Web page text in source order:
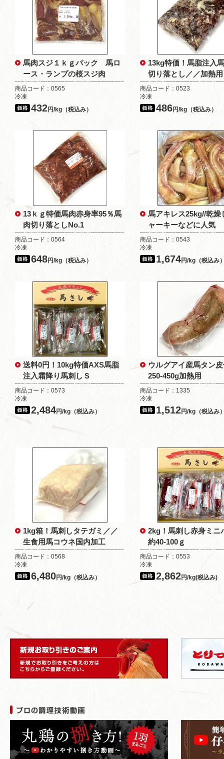
馬肉スジ１ｋｇパック 馬ロ
ース・ランプの桜スジ肉
商品コード：0565
冷凍
432円/kg（税込み）
13kg特価！馬脂注入
切り落とし／／加熱用
商品コード：0523
冷凍
486円/kg（税込み）
13ｋｇ特価馬肉赤身率95％馬
肉切り落としNo.1
商品コード：0564
冷凍
648円/kg（税込み）
馬アキレス25kg//乾燥
ャーキーなどに人気
商品コード：0543
冷凍
1,674円/kg（税込み
送料0円！10kg特価AXS馬脂
注入霜降り馬刺しＳ
商品コード：0573
冷凍
2,484円/kg（税込み）
ウルグアイ産馬タン
250-450g加熱用
商品コード：1335
冷凍
1,512円/kg（税込み
1kg箱！馬刺しタテガミ／／
生食用馬コウネ国内加工
商品コード：0568
冷凍
6,480円/kg（税込み）
2kg！馬刺し赤身ミニ
約40-100ｇ
商品コード：0553
冷凍
2,862円/kg(税込み)